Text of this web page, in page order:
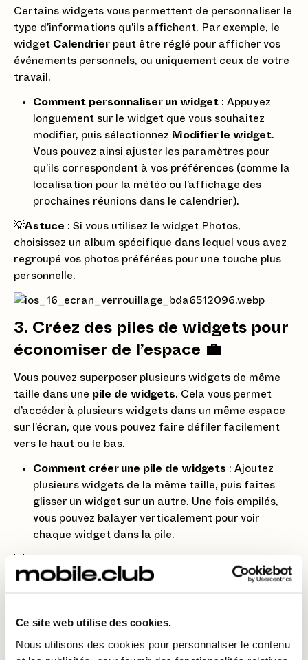
Ce site web utilise des cookies.
Nous utilisons des cookies pour personnaliser le contenu
Certains widgets vous permettent de personnaliser le
type d’informations qu’ils affichent. Par exemple, le
widget Calendrier peut être réglé pour afficher vos
événements personnels, ou uniquement ceux de votre
travail.
Comment personnaliser un widget : Appuyez
longuement sur le widget que vous souhaitez
modifier, puis sélectionnez Modifier le widget.
Vous pouvez ainsi ajuster les paramètres pour
qu’ils correspondent à vos préférences (comme la
localisation pour la météo ou l’affichage des
prochaines réunions dans le calendrier).
💡Astuce : Si vous utilisez le widget Photos,
choisissez un album spécifique dans lequel vous avez
regroupé vos photos préférées pour une touche plus
personnelle.
3. Créez des piles de widgets pour
économiser de l’espace 💼
Vous pouvez superposer plusieurs widgets de même
taille dans une pile de widgets. Cela vous permet
d’accéder à plusieurs widgets dans un même espace
sur l’écran, que vous pouvez faire défiler facilement
vers le haut ou le bas.
Comment créer une pile de widgets : Ajoutez
plusieurs widgets de la même taille, puis faites
glisser un widget sur un autre. Une fois empilés,
vous pouvez balayer verticalement pour voir
chaque widget dans la pile.
intelligentes) qui changent automatiquement de
l’après-midi.
4. Utilisez le mode Écran d’accueil